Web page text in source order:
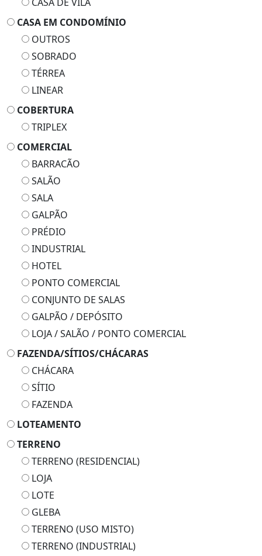
CASA EM CONDOMÍNIO
OUTROS
SOBRADO
TÉRREA
LINEAR
COBERTURA
TRIPLEX
COMERCIAL
BARRACÃO
SALÃO
SALA
GALPÃO
PRÉDIO
INDUSTRIAL
HOTEL
PONTO COMERCIAL
CONJUNTO DE SALAS
GALPÃO / DEPÓSITO
LOJA / SALÃO / PONTO COMERCIAL
FAZENDA/SÍTIOS/CHÁCARAS
CHÁCARA
SÍTIO
FAZENDA
LOTEAMENTO
TERRENO
TERRENO (RESIDENCIAL)
LOJA
LOTE
GLEBA
TERRENO (USO MISTO)
TERRENO (INDUSTRIAL)